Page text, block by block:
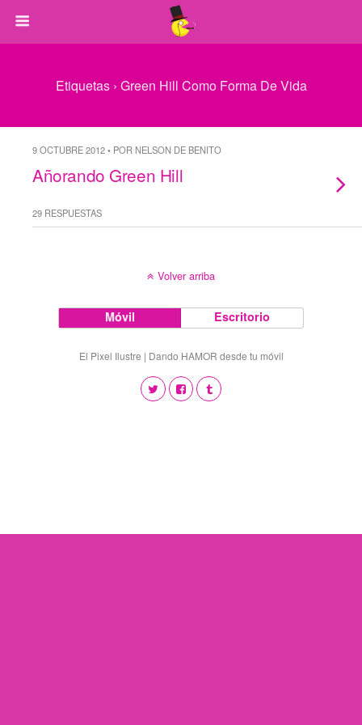
Etiquetas › Green Hill Como Forma De Vida
9 OCTUBRE 2012 • POR NELSON DE BENITO
Añorando Green Hill
29 RESPUESTAS
Volver arriba
Móvil Escritorio
El Pixel Ilustre | Dando HAMOR desde tu móvil